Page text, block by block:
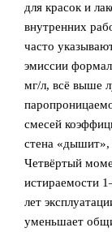
для красок и
внутренних
часто
эмиссии
мг/л, всё выше
смесей
стена «дышит»,
Четвёртый
истираемости
лет
уменьшает